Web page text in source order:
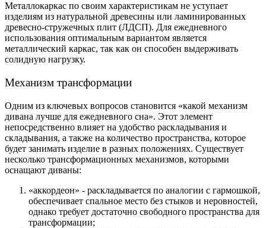
Металлокаркас по своим характеристикам не уступает
изделиям из натуральной древесины или ламинированных
древесно-стружечных плит (ЛДСП). Для ежедневного
использования оптимальным вариантом является
металлический каркас, так как он способен выдерживать
солидную нагрузку.
Механизм трансформации
Одним из ключевых вопросов становится «какой механизм
дивана лучше для ежедневного сна». Этот элемент
непосредственно влияет на удобство раскладывания и
складывания, а также на количество пространства, которое
будет занимать изделие в разных положениях. Существует
несколько трансформационных механизмов, которыми
оснащают диваны:
«аккордеон» - раскладывается по аналогии с гармошкой,
обеспечивает спальное место без стыков и неровностей,
однако требует достаточно свободного пространства для
трансформации;